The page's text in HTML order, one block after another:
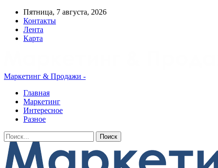
Пятница, 7 августа, 2026
Контакты
Лента
Карта
Маркетинг & Продажи -
Главная
Маркетинг
Интересное
Разное